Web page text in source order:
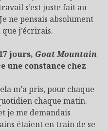
s’est juste fait au
ne pensais absolument
j’écrirais.
jours, Goat Mountain
une constance chez
m’a pris, pour chaque
chaque matin.
je me demandais
étaient en train de se